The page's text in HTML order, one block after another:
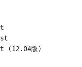
(12.04版)